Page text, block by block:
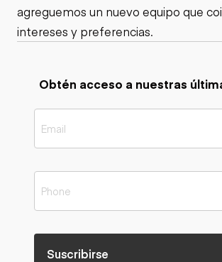
agreguemos un nuevo equipo que
intereses y preferencias.
Obtén acceso a nuestras
Suscribirse